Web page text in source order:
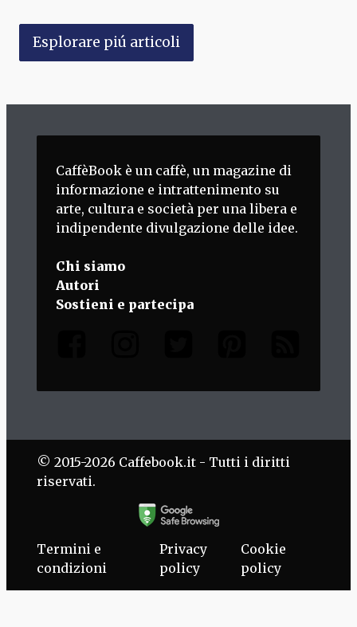
Esplorare piú articoli
CaffèBook è un caffè, un magazine di
informazione e intrattenimento su
arte, cultura e società per una libera e
indipendente divulgazione delle idee.
Chi siamo
Autori
Sostieni e partecipa
© 2015-2026 Caffebook.it - Tutti i diritti
riservati.
Termini e
condizioni
Privacy
policy
Cookie
policy